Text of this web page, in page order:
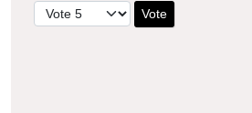
Veuillez voter